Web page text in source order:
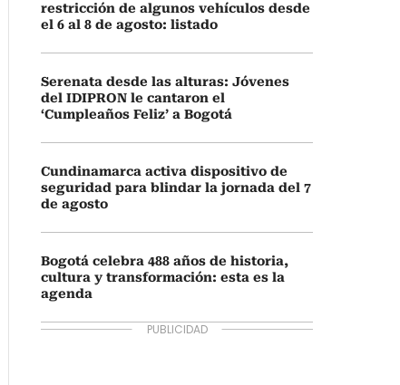
restricción de algunos vehículos desde
el 6 al 8 de agosto: listado
Serenata desde las alturas: Jóvenes
del IDIPRON le cantaron el
‘Cumpleaños Feliz’ a Bogotá
Cundinamarca activa dispositivo de
seguridad para blindar la jornada del 7
de agosto
Bogotá celebra 488 años de historia,
cultura y transformación: esta es la
agenda